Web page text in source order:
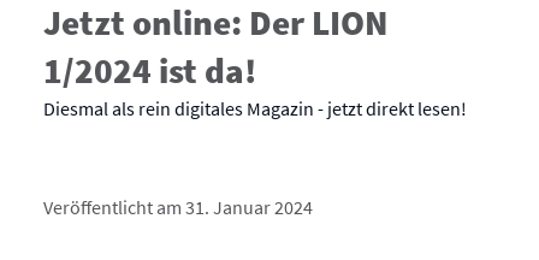
Jetzt online: Der LION
1/2024 ist da!
Diesmal als rein digitales Magazin - jetzt direkt lesen!
Veröffentlicht am 31. Januar 2024